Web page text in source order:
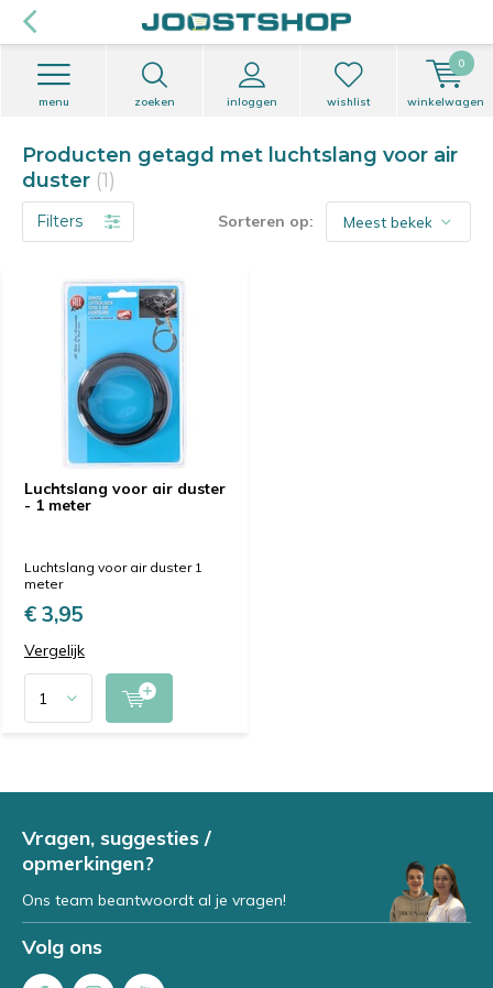
zoeken inloggen
menu wishlist winkelwagen
0
Producten getagd met luchtslang voor air
duster (1)
Filters Sorteren op:
Luchtslang voor air duster
- 1 meter
Luchtslang voor air duster 1
meter
€ 3,95
Vergelijk
Vragen, suggesties /
opmerkingen?
Ons team beantwoordt al je vragen!
Volg ons